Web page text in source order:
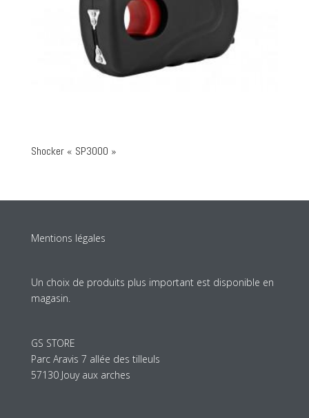
Shocker « SP3000 »
Mentions légales
Un choix de produits plus important est disponible en
magasin.
GS STORE
Parc Aravis 7 allée des tilleuls
57130 Jouy aux arches